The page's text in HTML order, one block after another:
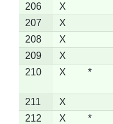
206
X
207
X
208
X
209
X
210
X *
211
X
212
X *